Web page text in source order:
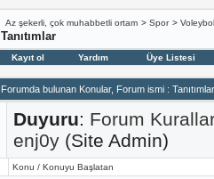
Az şekerli, çok muhabbetli ortam > Spor > Voleybol
Tanıtımlar
Kayıt ol Yardım Üye Listesi
Forumda bulunan Konular, Forum ismi : Tanıtımlar
Duyuru: Forum
enj0y (Site Admin)
Konu / Konuyu Başlatan